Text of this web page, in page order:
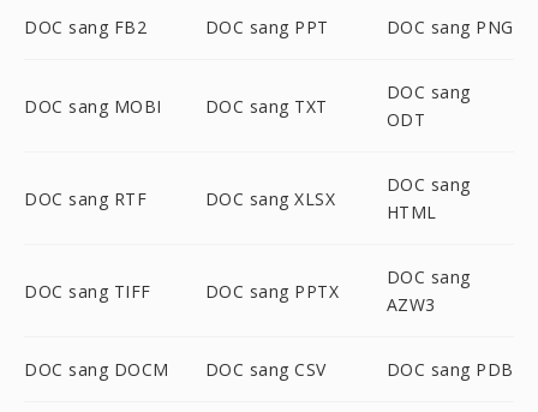
DOC sang FB2 DOC sang PPT DOC sang PNG
DOC sang MOBI DOC sang TXT
DOC sang
ODT
DOC sang RTF DOC sang XLSX
DOC sang
HTML
DOC sang TIFF DOC sang PPTX
DOC sang
AZW3
DOC sang DOCM DOC sang CSV DOC sang PDB